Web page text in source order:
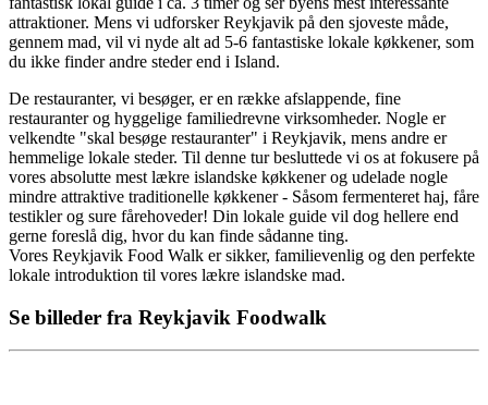
attraktioner. Mens vi udforsker Reykjavik på den sjoveste måde,
gennem mad, vil vi nyde alt ad 5-6 fantastiske lokale køkkener, som
du ikke finder andre steder end i Island.
De restauranter, vi besøger, er en række afslappende, fine
restauranter og hyggelige familiedrevne virksomheder. Nogle er
velkendte "skal besøge restauranter" i Reykjavik, mens andre er
hemmelige lokale steder. Til denne tur besluttede vi os at fokusere på
vores absolutte mest lækre islandske køkkener og udelade nogle
mindre attraktive traditionelle køkkener - Såsom fermenteret haj, fåre
testikler og sure fårehoveder! Din lokale guide vil dog hellere end
gerne foreslå dig, hvor du kan finde sådanne ting.
Vores Reykjavik Food Walk er sikker, familievenlig og den perfekte
lokale introduktion til vores lækre islandske mad.
Se billeder fra Reykjavik Foodwalk